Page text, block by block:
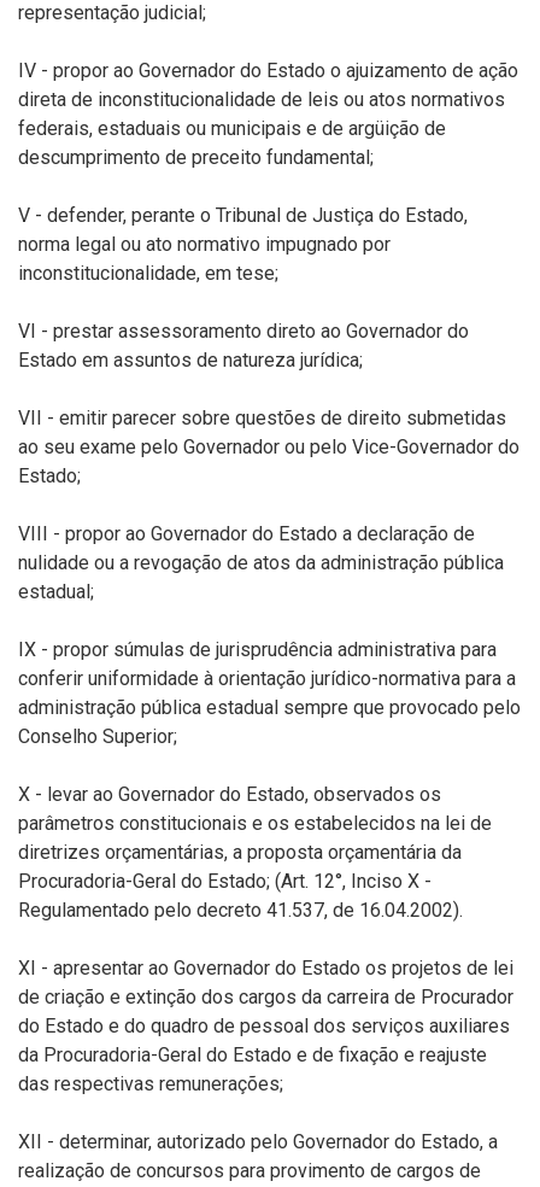
representação judicial;
IV - propor ao Governador do Estado o ajuizamento de ação
direta de inconstitucionalidade de leis ou atos normativos
federais, estaduais ou municipais e de argüição de
descumprimento de preceito fundamental;
V - defender, perante o Tribunal de Justiça do Estado,
norma legal ou ato normativo impugnado por
inconstitucionalidade, em tese;
VI - prestar assessoramento direto ao Governador do
Estado em assuntos de natureza jurídica;
VII - emitir parecer sobre questões de direito submetidas
ao seu exame pelo Governador ou pelo Vice-Governador do
Estado;
VIII - propor ao Governador do Estado a declaração de
nulidade ou a revogação de atos da administração pública
estadual;
IX - propor súmulas de jurisprudência administrativa para
conferir uniformidade à orientação jurídico-normativa para a
administração pública estadual sempre que provocado pelo
Conselho Superior;
X - levar ao Governador do Estado, observados os
parâmetros constitucionais e os estabelecidos na lei de
diretrizes orçamentárias, a proposta orçamentária da
Procuradoria-Geral do Estado; (Art. 12°, Inciso X -
Regulamentado pelo decreto 41.537, de 16.04.2002).
XI - apresentar ao Governador do Estado os projetos de lei
de criação e extinção dos cargos da carreira de Procurador
do Estado e do quadro de pessoal dos serviços auxiliares
da Procuradoria-Geral do Estado e de fixação e reajuste
das respectivas remunerações;
XII - determinar, autorizado pelo Governador do Estado, a
realização de concursos para provimento de cargos de